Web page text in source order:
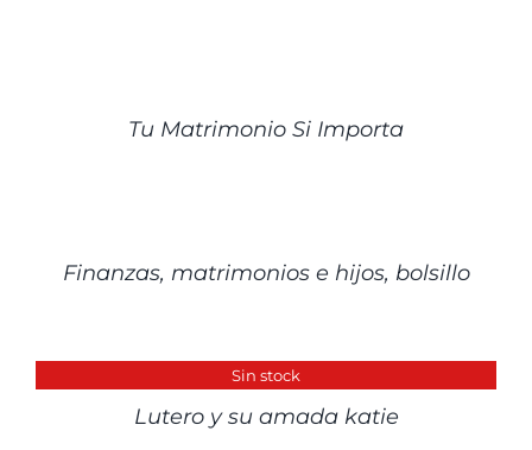
Tu Matrimonio Si Importa
Finanzas, matrimonios e hijos, bolsillo
Sin stock
Lutero y su amada katie